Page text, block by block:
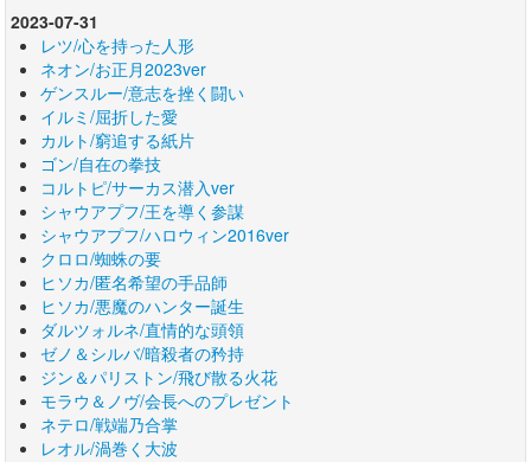
2023-07-31
レツ/心を持った人形
ネオン/お正月2023ver
ゲンスルー/意志を挫く闘い
イルミ/屈折した愛
カルト/窮追する紙片
ゴン/自在の拳技
コルトピ/サーカス潜入ver
シャウアプフ/王を導く参謀
シャウアプフ/ハロウィン2016ver
クロロ/蜘蛛の要
ヒソカ/匿名希望の手品師
ヒソカ/悪魔のハンター誕生
ダルツォルネ/直情的な頭領
ゼノ＆シルバ/暗殺者の矜持
ジン＆パリストン/飛び散る火花
モラウ＆ノヴ/会長へのプレゼント
ネテロ/戦端乃合掌
レオル/渦巻く大波